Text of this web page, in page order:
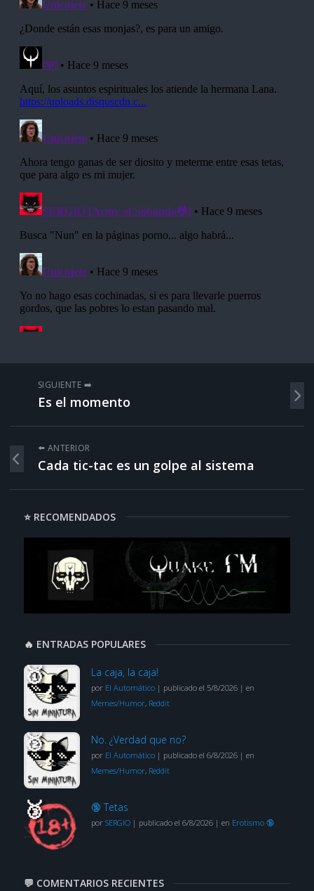
SIGUIENTE ➡️
Es el momento
⬅️ ANTERIOR
Cada tic-tac es un golpe al sistema
⭐ RECOMENDADOS
🔥 ENTRADAS POPULARES
La caja, la caja!
por El Automático| publicado el 5/8/2026| en
Memes/Humor, Reddit
No. ¿Verdad que no?
por El Automático| publicado el 6/8/2026| en
Memes/Humor, Reddit
🔞 Tetas
por SERGIO| publicado el 6/8/2026| en Erotismo 🔞
💬 COMENTARIOS RECIENTES